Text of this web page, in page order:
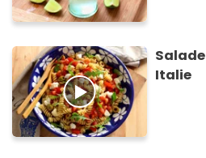
Italie